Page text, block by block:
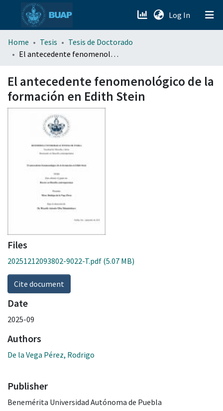
Log In (current)
menu.section.about_menu
Home Tesis
Tesis de Doctorado
El antecedente fenomenológico de la formación en Edith Stein
El antecedente fenomenológico de la
formación en Edith Stein
Files
20251212093802-9022-T.pdf (5.07 MB)
Cite document
Date
2025-09
Authors
De la Vega Pérez, Rodrigo
Publisher
Benemérita Universidad Autónoma de Puebla